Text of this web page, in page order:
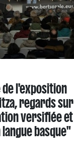
de l'exposition
regards sur
versifiée et
basque"